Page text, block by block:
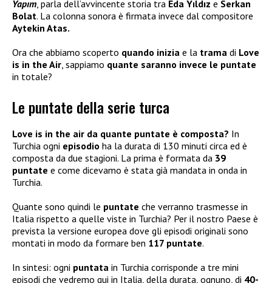
Yapım, parla dell’avvincente storia tra Eda Yıldız e Serkan
Bolat. La colonna sonora è firmata invece dal compositore
Aytekin Atas.
Ora che abbiamo scoperto quando inizia e la trama di Love
is in the Air, sappiamo quante saranno invece le puntate
in totale?
Le puntate della serie turca
Love is in the air da quante puntate è composta? In
Turchia ogni episodio ha la durata di 130 minuti circa ed è
composta da due stagioni. La prima è formata da 39
puntate e come dicevamo è stata già mandata in onda in
Turchia.
Quante sono quindi le puntate che verranno trasmesse in
Italia rispetto a quelle viste in Turchia? Per il nostro Paese è
prevista la versione europea dove gli episodi originali sono
montati in modo da formare ben 117 puntate.
In sintesi: ogni puntata in Turchia corrisponde a tre mini
episodi che vedremo qui in Italia, della durata, ognuno, di 40-